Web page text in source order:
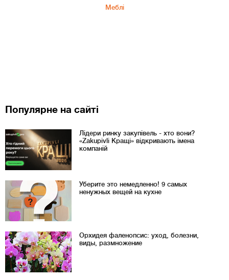
Меблі
Популярне на сайті
Лідери ринку закупівель - хто вони?
«Zakupivli Кращі» відкривають імена
компаній
Уберите это немедленно! 9 самых
ненужных вещей на кухне
Орхидея фаленопсис: уход, болезни,
виды, размножение